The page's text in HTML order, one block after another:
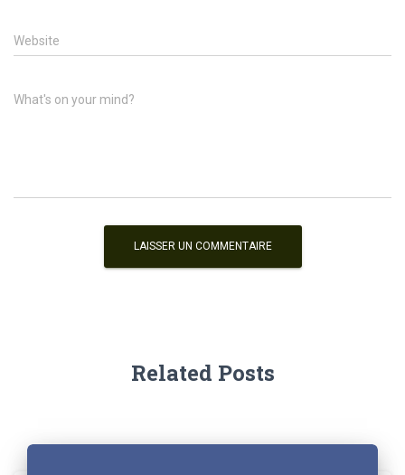
Website
What's on your mind?
Related Posts